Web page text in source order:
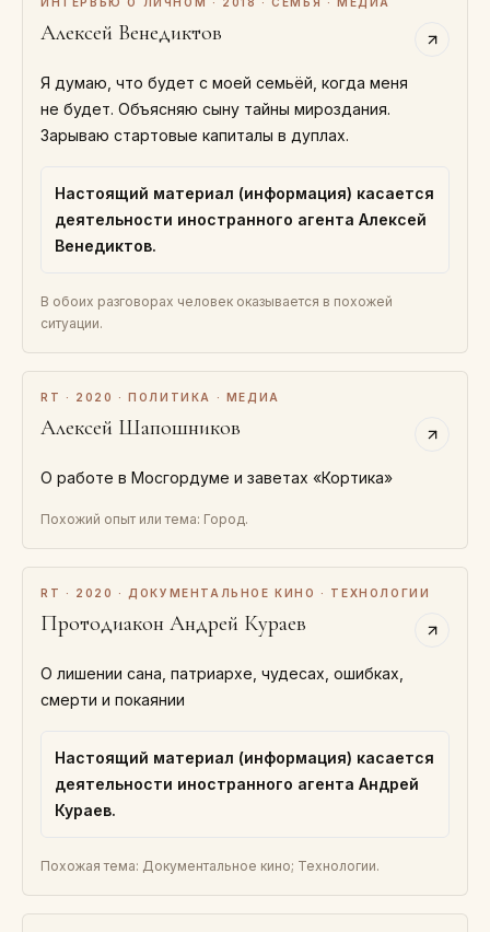
Алексей Венедиктов
Я думаю, что будет с моей семьёй, когда меня
не будет. Объясняю сыну тайны мироздания.
Зарываю стартовые капиталы в дуплах.
Настоящий материал (информация) касается
деятельности иностранного агента Алексей
Венедиктов.
В обоих разговорах человек оказывается в похожей
ситуации.
RT · 2020 · ПОЛИТИКА · МЕДИА
Алексей Шапошников
О работе в Мосгордуме и заветах «Кортика»
Похожий опыт или тема: Город.
RT · 2020 · ДОКУМЕНТАЛЬНОЕ КИНО · ТЕХНОЛОГИИ
Протодиакон Андрей Кураев
О лишении сана, патриархе, чудесах, ошибках,
смерти и покаянии
Настоящий материал (информация) касается
деятельности иностранного агента Андрей
Кураев.
Похожая тема: Документальное кино; Технологии.